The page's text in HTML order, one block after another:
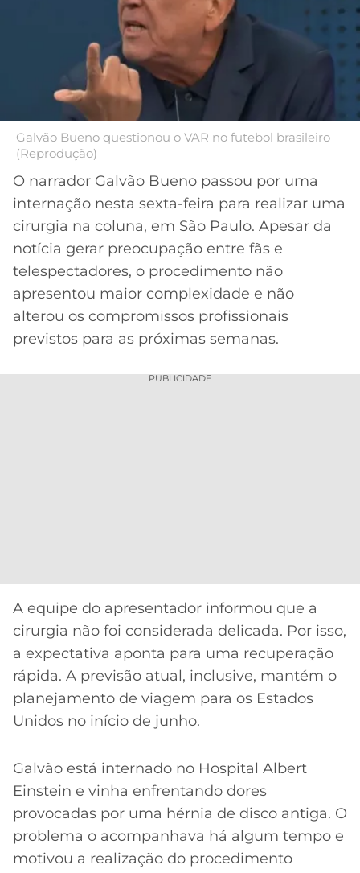
CÓDIGO
BETANO
MELHORES
APPS
DE
APOSTAS
CASSINOS
ONLINE
MELHORES
CASSINOS
ONLINE
2026
SANTOS
FLAMENGO
FLUMINENSE
BOTAFOGO
VASCO
INTERNACIONAL
GRÊMIO
MG
PREMIER
LEAGUE
COPA
SUL-
AMERICANA
LIGA
CAMPEÕES
LALIGA
Galvão Bueno questionou o VAR no futebol brasileiro
(Reprodução)
O narrador Galvão Bueno passou por uma
internação nesta sexta-feira para realizar uma
cirurgia na coluna, em São Paulo. Apesar da
notícia gerar preocupação entre fãs e
telespectadores, o procedimento não
apresentou maior complexidade e não
alterou os compromissos profissionais
previstos para as próximas semanas.
PUBLICIDADE
A equipe do apresentador informou que a
cirurgia não foi considerada delicada. Por isso,
a expectativa aponta para uma recuperação
rápida. A previsão atual, inclusive, mantém o
planejamento de viagem para os Estados
Unidos no início de junho.
Galvão está internado no Hospital Albert
Einstein e vinha enfrentando dores
provocadas por uma hérnia de disco antiga. O
problema o acompanhava há algum tempo e
motivou a realização do procedimento